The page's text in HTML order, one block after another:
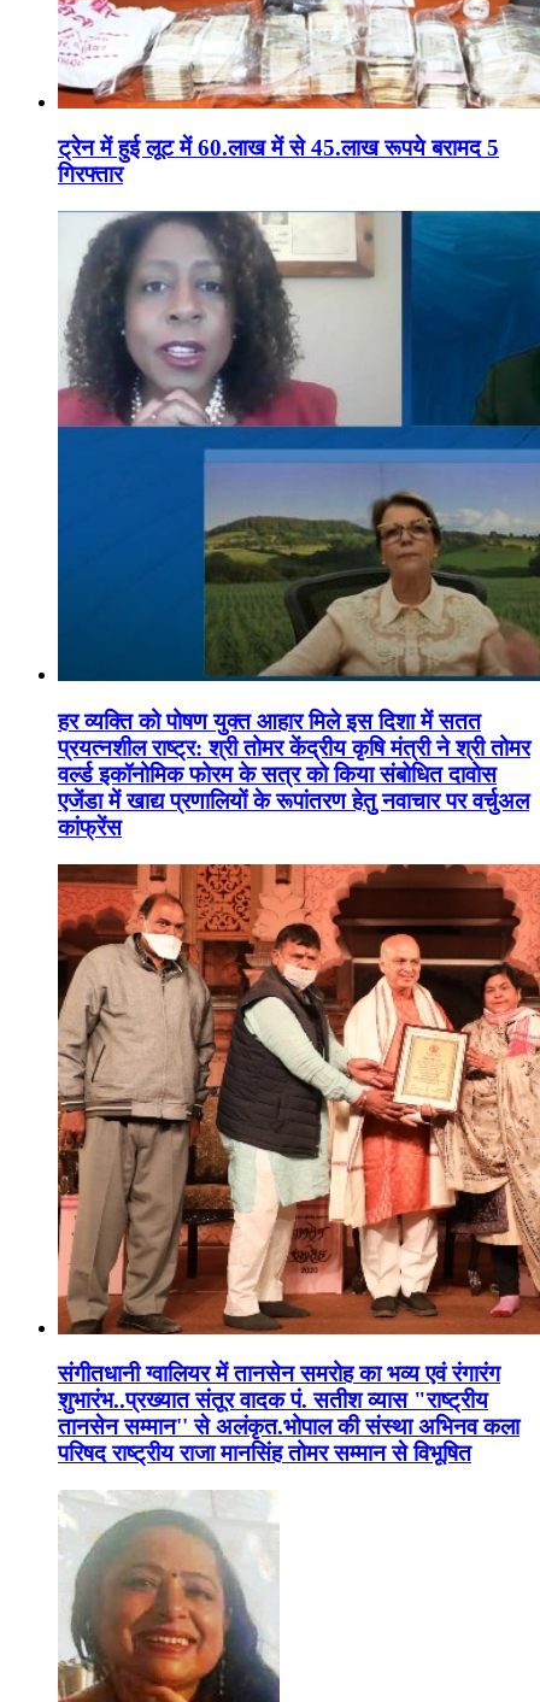
ट्रेन में हुई लूट में 60.लाख में से 45.लाख रूपये बरामद 5
गिरफ्तार
हर व्यक्ति को पोषण युक्त आहार मिले इस दिशा में सतत
प्रयत्नशील राष्ट्र: श्री तोमर केंद्रीय कृषि मंत्री ने श्री तोमर
वर्ल्ड इकॉनोमिक फोरम के सत्र को किया संबोधित दावोस
एजेंडा में खाद्य प्रणालियों के रूपांतरण हेतु नवाचार पर वर्चुअल
कांफ्रेंस
संगीतधानी ग्वालियर में तानसेन समरोह का भव्य एवं रंगारंग
शुभारंभ..प्रख्यात संतूर वादक पं. सतीश व्यास "राष्ट्रीय
तानसेन सम्मान'' से अलंकृत.भोपाल की संस्था अभिनव कला
परिषद राष्ट्रीय राजा मानसिंह तोमर सम्मान से विभूषित